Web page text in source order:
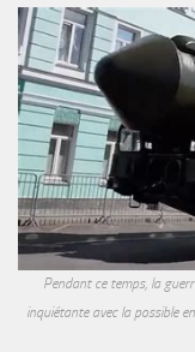
Pendant ce temps, la
inquiétante avec la possible